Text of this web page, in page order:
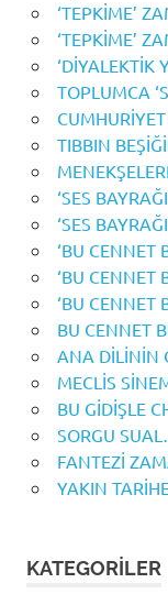
‘TEPKİME’
‘TEPKİME’
‘DİYALEKTİK
TOPLUMCA
TIBBIN
‘SES
‘SES
‘BU CENNET
‘BU CENNET
‘BU CENNET
BU CENNET
ANA DİLİNİN
MECLİS
BU GİDİŞLE
SORGU
FANTEZİ
YAKIN
KATEGORILER